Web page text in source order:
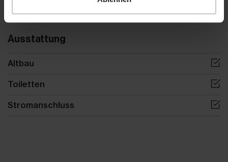
Ausstattung
Altbau
Toiletten
Stromanschluss